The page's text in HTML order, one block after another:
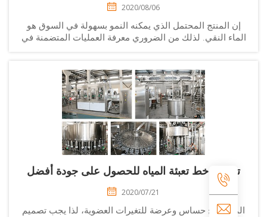
2020/08/06
إن المنتج المحتمل الذي يمكنه النمو بسهولة في السوق هو
النقي. لذلك من الضروري معرفة العمليات المتضمنة في
تصميم خط تعبئة المياه للحصول على جودة أفضل
2020/07/21
منتج حساس وعرضة للتغيرات العضوية، لذا يجب تصميم